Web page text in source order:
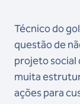
Técnico do
questão de
projeto social
muita
ações para